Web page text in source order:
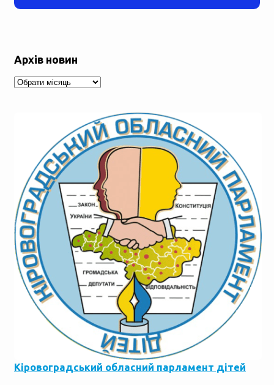
Архів новин
Архів
новин
Кіровоградський обласний парламент дітей